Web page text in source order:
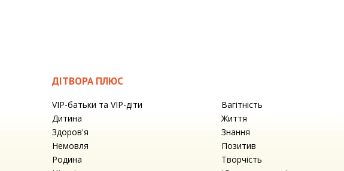
ДІТВОРА ПЛЮС
VIP-батьки та VIP-діти
Вагітність
Дитина
Життя
Здоров'я
Знання
Немовля
Позитив
Родина
Творчість